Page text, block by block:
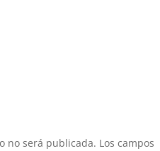
no será publicada. Los campos